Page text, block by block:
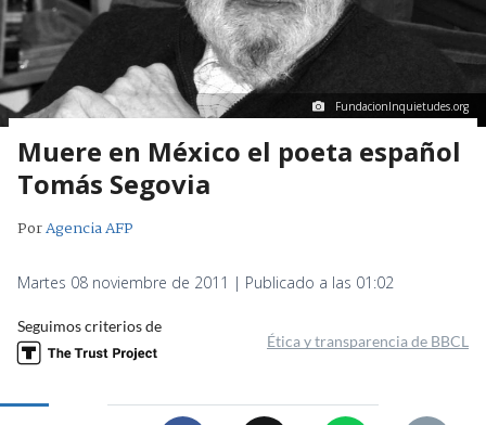
FundacionInquietudes.org
Muere en México el poeta español
Tomás Segovia
PorAgencia AFP
Martes 08 noviembre de 2011 | Publicado a las 01:02
Seguimos criterios de
Ética y transparencia de BBCL